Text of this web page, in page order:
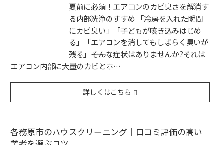
夏前に必須！エアコンのカビ臭さを解消す
る内部洗浄のすすめ 「冷房を入れた瞬間
にカビ臭い」「子どもが咳き込みはじめ
る」「エアコンを消してもしばらく臭いが
残る」――そんな症状はありませんか?それは
エアコン内部に大量のカビとホ…
詳しくはこちら
各務原市のハウスクリーニング｜口コミ評価の高い